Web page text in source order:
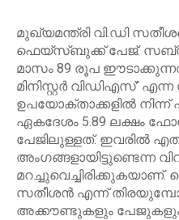
മുഖ്യമന്ത്രി വി.ഡി
ഫെയ്സ്ബുക്ക് പേജ്.
മാസം 89 രൂപ
മിനിസ്റ്റർ വിഡിഎസ്’
ഉപയോക്താക്കളിൽ
ഏകദേശം 5.89 ലക്ഷം
പേജിലുള്ളത്. ഇവരിൽ
അംഗങ്ങളായിട്ടുണ്ടെന്ന
സതീശൻ എന്ന്
അക്കൗണ്ടുകളും പേജുകളും